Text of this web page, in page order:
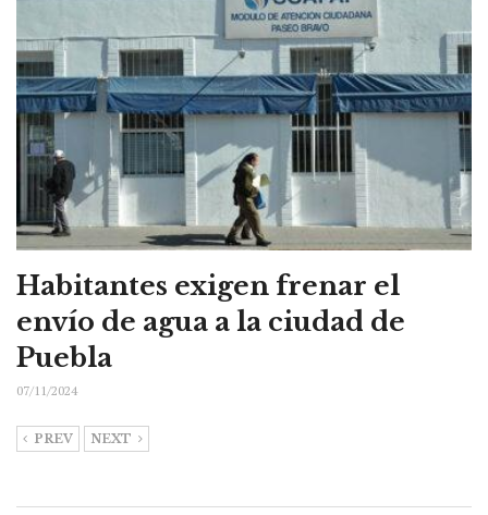
Habitantes exigen frenar el
envío de agua a la ciudad de
Puebla
07/11/2024
PREV NEXT